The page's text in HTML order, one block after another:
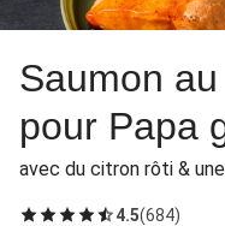
Saumon
pour Papa
avec du citron rôti &
4.5(684)